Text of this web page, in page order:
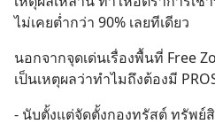
ไม่เคยต่ำกว่า 90% เลยทีเดียว
นอกจากจุดเด่นเรื่องพื้นที่ Free
เป็นเหตุผลว่าทำไมถึงต้องมี
- นับตั้งแต่จัดตั้งกองทรัสต์ ทรัพย์